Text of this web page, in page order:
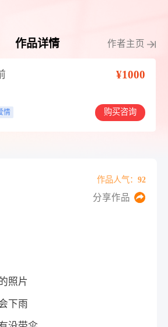
作品详情 作者主页
¥1000
情 购买咨询
作品人气：92
分享作品
照片
下雨